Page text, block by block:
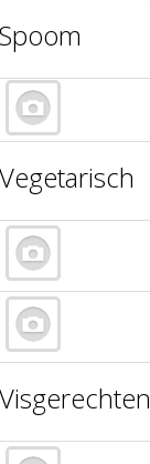
Spoom
Vegetarisch
Visgerechten